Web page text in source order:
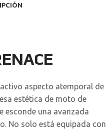
aspecto atemporal de
estética de moto de
esconde una avanzada
No solo está equipada con